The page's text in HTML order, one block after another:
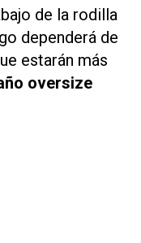
de la rodilla
dependerá de
estarán más
oversize